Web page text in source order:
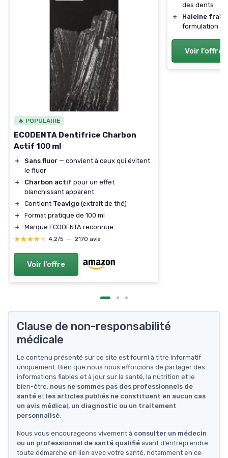
🔥 POPULAIRE
ECODENTA Dentifrice Charbon
Actif 100 ml
＋ Sans fluor — convient à ceux qui évitent
le fluor
＋
Charbon actif pour un effet
blanchissant apparent
＋
Contient Teavigo (extrait de thé)
＋
Format pratique de 100 ml
＋
Marque ECODENTA reconnue
★★★★★
★★★★★ 4,2/5 — 2170 avis
Voir l'offre
des dents
＋
Haleine
formulation
Voir l'offre
Clause de non-responsabilité
médicale
Le contenu présenté sur ce site est fourni à titre informatif
uniquement. Bien que nous nous efforcions de partager des
informations fiables et à jour sur la santé, la nutrition et le
bien-être, nous ne sommes pas des professionnels de
santé et les articles publiés ne constituent en aucun cas
un avis médical, un diagnostic ou un traitement
personnalisé.
Nous vous encourageons vivement à consulter un médecin
ou un professionnel de santé qualifié avant d’entreprendre
toute démarche en lien avec votre santé, notamment en ce